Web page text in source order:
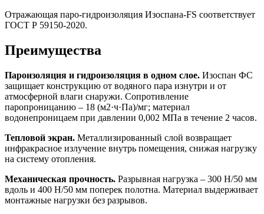
Отражающая паро-гидроизоляция Изоспана-FS соответствует
ГОСТ Р 59150-2020.
Преимущества
Пароизоляция и гидроизоляция в одном слое. Изоспан ФС
защищает конструкцию от водяного пара изнутри и от
атмосферной влаги снаружи. Сопротивление
паропроницанию – 18 (м2·ч·Па)/мг; материал
водонепроницаем при давлении 0,002 МПа в течение 2 часов.
Тепловой экран. Металлизированный слой возвращает
инфракрасное излучение внутрь помещения, снижая нагрузку
на систему отопления.
Механическая прочность. Разрывная нагрузка – 300 Н/50 мм
вдоль и 400 Н/50 мм поперек полотна. Материал выдерживает
монтажные нагрузки без разрывов.